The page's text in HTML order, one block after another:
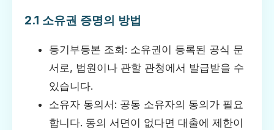
2.1 소유권 증명의 방법
등기부등본 조회: 소유권이 등록된 공식 문
서로, 법원이나 관할 관청에서 발급받을 수
있습니다.
소유자 동의서: 공동 소유자의 동의가 필요
합니다. 동의 서면이 없다면 대출에 제한이